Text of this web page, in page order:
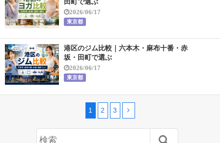
田町で選ぶ
2026/06/17
東京都
港区のジム比較｜六本木・麻布十番・赤
坂・田町で選ぶ
2026/06/17
東京都
1 2 3